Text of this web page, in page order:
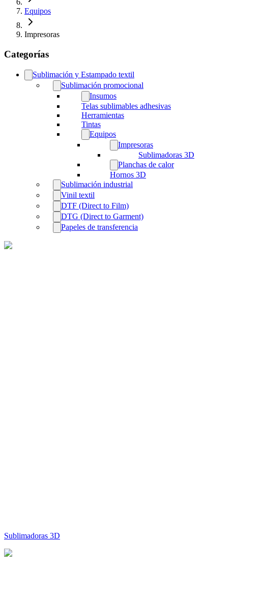
Equipos
Impresoras
Categorías
Sublimación y Estampado textil
Sublimación promocional
Insumos
Telas sublimables adhesivas
Herramientas
Tintas
Equipos
Impresoras
Sublimadoras 3D
Planchas de calor
Hornos 3D
Sublimación industrial
Vinil textil
DTF (Direct to Film)
DTG (Direct to Garment)
Papeles de transferencia
Sublimadoras 3D